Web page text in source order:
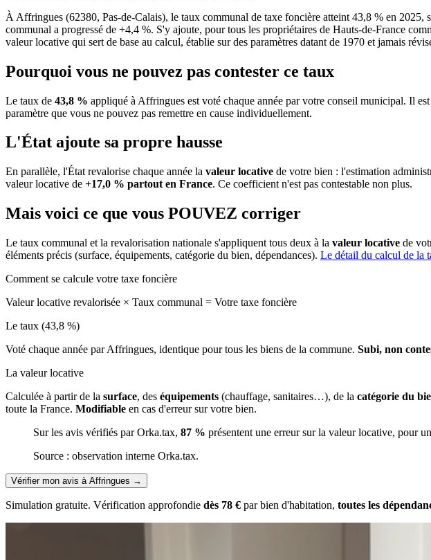
À Affringues (62380, Pas-de-Calais), le taux communal de taxe foncière atteint 43,8 % en
communal a progressé de +4,4 %. S'y ajoute, pour tous les propriétaires de Hauts-de-France
valeur locative qui sert de base au calcul, établie sur des paramètres datant de 1970 et jamais
Pourquoi vous ne pouvez pas contester ce taux
Le taux de 43,8 % appliqué à Affringues est voté chaque année par votre conseil municipal. Il
paramètre que vous ne pouvez pas remettre en cause individuellement.
L'État ajoute sa propre hausse
En parallèle, l'État revalorise chaque année la valeur locative de votre bien : l'estimation
valeur locative de +17,0 % partout en France. Ce coefficient n'est pas contestable non plus.
Mais voici ce que vous POUVEZ corriger
Le taux communal et la revalorisation nationale s'appliquent tous deux à la valeur locative de
éléments précis (surface, équipements, catégorie du bien, dépendances). Le détail du calcul de la
Comment se calcule votre taxe foncière
Valeur locative revalorisée × Taux communal = Votre taxe foncière
Le taux (43,8 %)
Voté chaque année par Affringues, identique pour tous les biens de la commune. Subi, non
La valeur locative
Calculée à partir de la surface, des équipements (chauffage, sanitaires…), de la catégorie du
toute la France. Modifiable en cas d'erreur sur votre bien.
Sur les avis vérifiés par Orka.tax, 87 % présentent une erreur sur la valeur locative, pour
Source : observation interne Orka.tax.
Vérifier mon avis à Affringues →
Simulation gratuite. Vérification approfondie dès 78 € par bien d'habitation, toutes les